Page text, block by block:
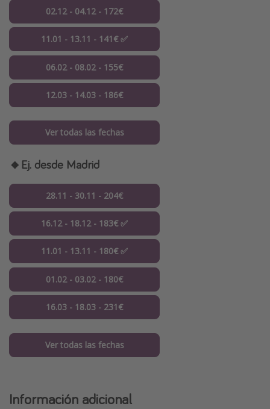
02.12 - 04.12 - 172€
11.01 - 13.11 - 141€ ✅
06.02 - 08.02 - 155€
12.03 - 14.03 - 186€
Ver todas las fechas
🔸Ej. desde Madrid
28.11 - 30.11 - 204€
16.12 - 18.12 - 183€ ✅
11.01 - 13.11 - 180€ ✅
01.02 - 03.02 - 180€
16.03 - 18.03 - 231€
Ver todas las fechas
Información adicional